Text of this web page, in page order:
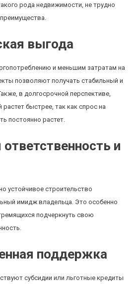
рода недвижимости, не трудно
выгода
и меньшим затратам на
позволяют получать стабильный и
в долгосрочной перспективе,
растет быстрее, так как спрос на
постоянно растет.
и
устойчивое строительство
имидж владельца. Это особенно
подчеркнуть свою
поддержка
субсидии или льготные кредиты